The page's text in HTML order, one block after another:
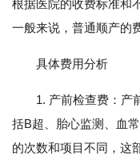
根据医院的收费标准和
一般来说，普通顺产的
具体费用分析
1. 产前检查费：产
括B超、胎心监测、血
的次数和项目不同，这